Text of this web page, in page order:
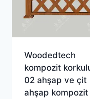
Woodedtech
kompozit
02 ahşap ve çit
ahşap kompozit